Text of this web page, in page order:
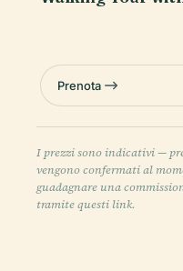
Prenota
I prezzi sono indicativi —
vengono confermati al
guadagnare una
tramite questi link.